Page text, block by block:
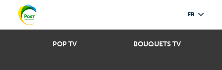
FR
POP TV BOUQUETS TV